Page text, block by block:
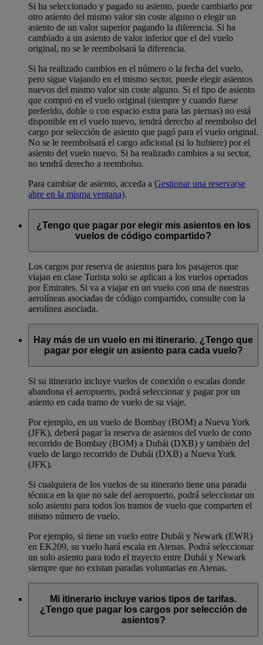
Si ha seleccionado y pagado su asiento, puede cambiarlo por
otro asiento del mismo valor sin coste alguno o elegir un
asiento de un valor superior pagando la diferencia. Si ha
cambiado a un asiento de valor inferior que el del vuelo
original, no se le reembolsará la diferencia.
Si ha realizado cambios en el número o la fecha del vuelo,
pero sigue viajando en el mismo sector, puede elegir asientos
nuevos del mismo valor sin coste alguno. Si el tipo de asiento
que compró en el vuelo original (siempre y cuando fuese
preferido, doble o con espacio extra para las piernas) no está
disponible en el vuelo nuevo, tendrá derecho al reembolso del
cargo por selección de asiento que pagó para el vuelo original.
No se le reembolsará el cargo adicional (si lo hubiere) por el
asiento del vuelo nuevo. Si ha realizado cambios a su sector,
no tendrá derecho a reembolso.
Para cambiar de asiento, acceda a Gestionar una reserva(se
abre en la misma ventana).
¿Tengo que pagar por elegir mis asientos en los
vuelos de código compartido?
Los cargos por reserva de asientos para los pasajeros que
viajan en clase Turista solo se aplican a los vuelos operados
por Emirates. Si va a viajar en un vuelo con una de nuestras
aerolíneas asociadas de código compartido, consulte con la
aerolínea asociada.
Hay más de un vuelo en mi itinerario. ¿Tengo que
pagar por elegir un asiento para cada vuelo?
Si su itinerario incluye vuelos de conexión o escalas donde
abandona el aeropuerto, podrá seleccionar y pagar por un
asiento en cada tramo de vuelo de su viaje.
Por ejemplo, en un vuelo de Bombay (BOM) a Nueva York
(JFK), deberá pagar la reserva de asientos del vuelo de corto
recorrido de Bombay (BOM) a Dubái (DXB) y también del
vuelo de largo recorrido de Dubái (DXB) a Nueva York
(JFK).
Si cualquiera de los vuelos de su itinerario tiene una parada
técnica en la que no sale del aeropuerto, podrá seleccionar un
solo asiento para todos los tramos de vuelo que comparten el
mismo número de vuelo.
Por ejemplo, si tiene un vuelo entre Dubái y Newark (EWR)
en EK209, su vuelo hará escala en Atenas. Podrá seleccionar
un solo asiento para todo el trayecto entre Dubái y Newark
siempre que no existan paradas voluntarias en Atenas.
Mi itinerario incluye varios tipos de tarifas.
¿Tengo que pagar los cargos por selección de
asientos?